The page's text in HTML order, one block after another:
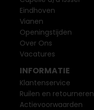
Eindhoven
Vianen
Openingstijden
Over Ons
Vacatures
INFORMATIE
Klantenservice
Ruilen en retourneren
Actievoorwaarden